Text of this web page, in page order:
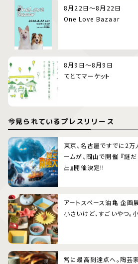
8月22日～8月22日
One Love Bazaar
8月9日～8月9日
てとてマーケット
今見られているプレスリリース
東京、名古屋ですでに2
ームが、岡山で開催 『謎
出』開催決定!!
アートスペース油亀 企画
小さいけど、すごいやつ。
常に最高到達点へ。陶芸